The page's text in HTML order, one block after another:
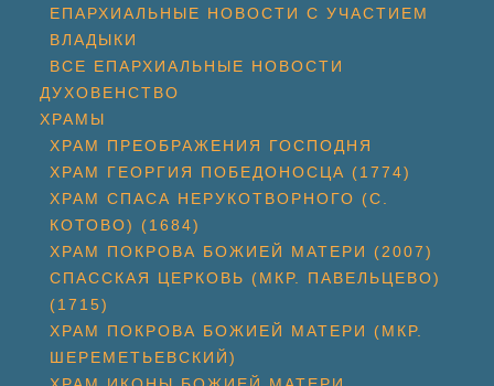
ЕПАРХИАЛЬНЫЕ НОВОСТИ С УЧАСТИЕМ
ВЛАДЫКИ
ВСЕ ЕПАРХИАЛЬНЫЕ НОВОСТИ
ДУХОВЕНСТВО
ХРАМЫ
ХРАМ ПРЕОБРАЖЕНИЯ ГОСПОДНЯ
ХРАМ ГЕОРГИЯ ПОБЕДОНОСЦА (1774)
ХРАМ СПАСА НЕРУКОТВОРНОГО (С.
КОТОВО) (1684)
ХРАМ ПОКРОВА БОЖИЕЙ МАТЕРИ (2007)
СПАССКАЯ ЦЕРКОВЬ (МКР. ПАВЕЛЬЦЕВО)
(1715)
ХРАМ ПОКРОВА БОЖИЕЙ МАТЕРИ (МКР.
ШЕРЕМЕТЬЕВСКИЙ)